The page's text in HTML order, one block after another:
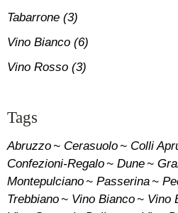
Tabarrone (3)
Vino Bianco (6)
Vino Rosso (3)
Tags
Abruzzo Cerasuolo
Colli
Confezioni-Regalo
Dune
Montepulciano
Passerina
Trebbiano
Vino Bianco
Vino